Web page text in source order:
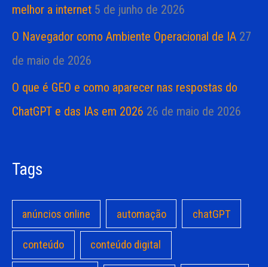
melhor a internet 5 de junho de 2026
O Navegador como Ambiente Operacional de IA 27
de maio de 2026
O que é GEO e como aparecer nas respostas do
ChatGPT e das IAs em 2026 26 de maio de 2026
Tags
anúncios online automação chatGPT
conteúdo conteúdo digital